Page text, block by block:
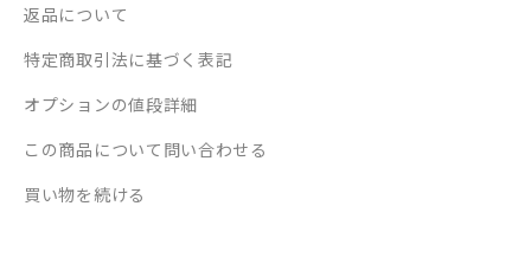
返品について
特定商取引法に基づく表記
オプションの値段詳細
この商品について問い合わせる
買い物を続ける